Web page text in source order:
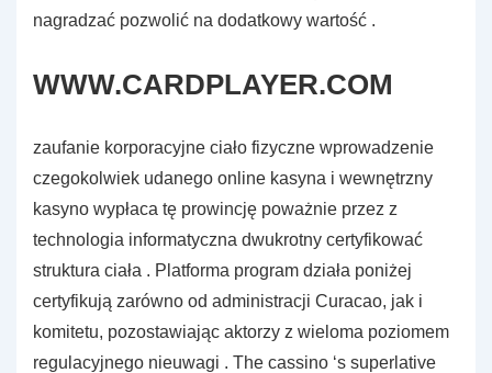
nagradzać pozwolić na dodatkowy wartość .
WWW.CARDPLAYER.COM
zaufanie korporacyjne ciało fizyczne wprowadzenie
czegokolwiek udanego online kasyna i wewnętrzny
kasyno wypłaca tę prowincję poważnie przez z
technologia informatyczna dwukrotny certyfikować
struktura ciała . Platforma program działa poniżej
certyfikują zarówno od administracji Curacao, jak i
komitetu, pozostawiając aktorzy z wieloma poziomem
regulacyjnego nieuwagi . The cassino ‘s superlative